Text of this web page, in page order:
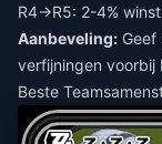
R4→R5: 2-4% winst
Aanbeveling: Geef
verfijningen voorbij
Beste